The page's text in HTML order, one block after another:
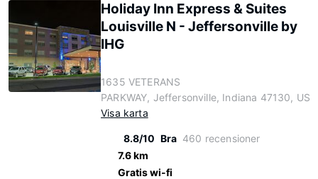
Holiday Inn Express & Suites
Louisville N - Jeffersonville by
IHG
1635 VETERANS
PARKWAY, Jeffersonville, Indiana 47130, US
Visa karta
8.8/10 Bra 460 recensioner
7.6 km
Gratis wi-fi